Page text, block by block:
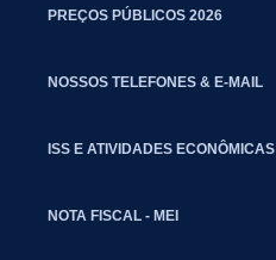
PREÇOS PÚBLICOS 2026
NOSSOS TELEFONES & E-MAIL
ISS E ATIVIDADES ECONÔMICAS
NOTA FISCAL - MEI